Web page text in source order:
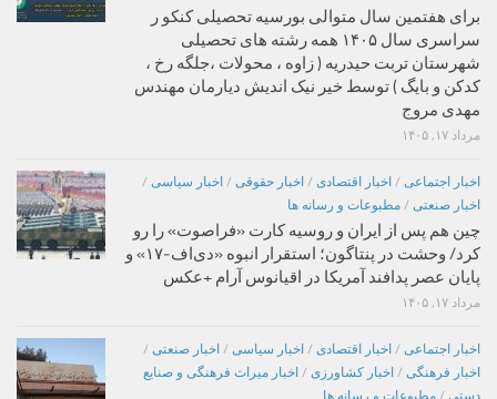
برای هفتمین سال متوالی بورسیه تحصیلی کنکو ر
سراسری سال ۱۴۰۵ همه رشته های تحصیلی
شهرستان تربت حیدریه ( زاوه ، محولات ،جلگه رخ ،
کدکن و بایگ ) توسط خیر نیک اندیش دیارمان مهندس
مهدی مروج
مرداد ۱۷, ۱۴۰۵
اخبار اجتماعی / اخبار اقتصادی / اخبار حقوقی / اخبار سیاسی /
اخبار صنعتی / مطبوعات و رسانه ها
چین هم پس از ایران و روسیه کارت «فراصوت» را رو
کرد/ وحشت در پنتاگون؛ استقرار انبوه «دی‌اف‑۱۷» و
پایان عصر پدافند آمریکا در اقیانوس آرام +عکس
مرداد ۱۷, ۱۴۰۵
اخبار اجتماعی / اخبار اقتصادی / اخبار سیاسی / اخبار صنعتی /
اخبار فرهنگی / اخبار کشاورزی / اخبار میراث فرهنگی و صنایع
دستی / مطبوعات و رسانه ها